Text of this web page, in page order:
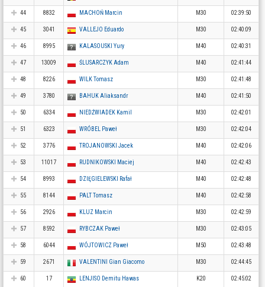
44 8832 MACHOŃ Marcin M30 02:39:50
45 3041 VALLEJO Eduardo M30 02:40:09
46 8995 KALASOUSKI Yury M40 02:40:31
47 13009 ŚLUSARCZYK Adam M40 02:41:44
48 8226 WILK Tomasz M30 02:41:48
49 3780 BAHUK Aliaksandr M40 02:41:50
50 6334 NIEDŹWIADEK Kamil M30 02:42:01
51 6323 WRÓBEL Paweł M30 02:42:04
52 3776 TROJANOWSKI Jacek M40 02:42:06
53 11017 RUDNIKOWSKI Maciej M40 02:42:43
54 8993 DZIĘGIELEWSKI Rafał M40 02:42:48
55 8144 PALT Tomasz M40 02:42:58
56 2926 KLUZ Marcin M30 02:42:59
57 8592 RYBCZAK Paweł M30 02:43:05
58 6044 WÓJTOWICZ Paweł M50 02:43:48
59 2671 VALENTINI Gian Giacomo M30 02:44:45
60 17 LENJISO Demitu Hawas K20 02:45:02